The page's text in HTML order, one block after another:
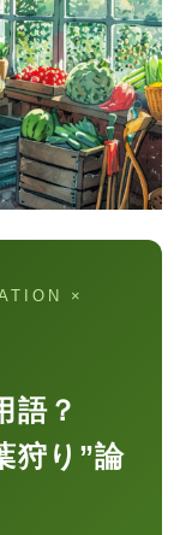
×
語？
狩り”論